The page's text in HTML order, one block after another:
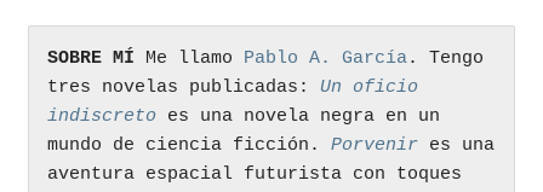
SOBRE MÍ Me llamo Pablo A. García. Tengo
tres novelas publicadas: Un oficio
indiscreto es una novela negra en un
mundo de ciencia ficción. Porvenir es una
aventura espacial futurista con toques